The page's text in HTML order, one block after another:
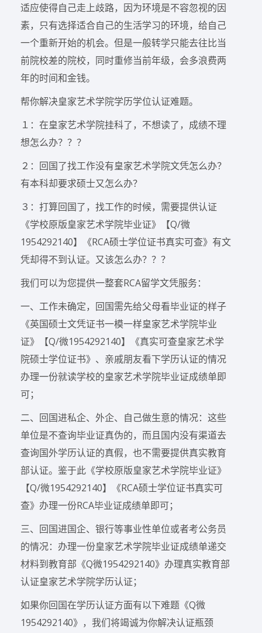
适应使得自己走上歧路，因为环境是不容忽视的因
素，只有选择适合自己的生活学习的环境，给自己
一个重新开始的机会。但是一般转学只能去往比当
前院校差的院校，同时重修当前年级，会多浪费两
年的时间和金钱。
帮你解决皇家艺术学院学历学位认证难题。
１：在皇家艺术学院挂科了，不想读了，成绩不理
想怎么办？？？
２：回国了找工作没有皇家艺术学院文凭怎么办？
有本科却要求硕士又怎么办？
３：打算回国了，找工作的时候，需要提供认证
《学校原版皇家艺术学院毕业证》【Q/微
1954292140】《RCA硕士学位证书真实可查》有文
凭却得不到认证。又该怎么办？？？
我们可以为您提供一整套RCA留学文凭服务：
一、工作未确定，回国需先给父母看毕业证的样子
《英国硕士文凭证书一模一样皇家艺术学院毕业
证》【Q/微1954292140】《真实可查皇家艺术学
院硕士学位证书》、亲戚朋友看下学历认证的情况
办理一份就读学校的皇家艺术学院毕业证成绩单即
可；
二、回国进私企、外企、自己做生意的情况：这些
单位是不查询毕业证真伪的，而且国内没有渠道去
查询国外学历认证的真假，也不需要提供真实教育
部认证。鉴于此《学校原版皇家艺术学院毕业证》
【Q/微1954292140】《RCA硕士学位证书真实可
查》办理一份RCA毕业证成绩单即可；
三、回国进国企、银行等事业性单位或者考公务员
的情况：办理一份皇家艺术学院毕业证成绩单递交
材料到教育部《Q微1954292140》办理真实教育部
认证皇家艺术学院学历认证；
如果你回国在学历认证方面有以下难题《Q微
1954292140》，我们将竭诚为你解决认证瓶颈